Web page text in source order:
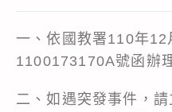
一、依國教署110年
1100173170A號函辦
二、如遇突發事件，